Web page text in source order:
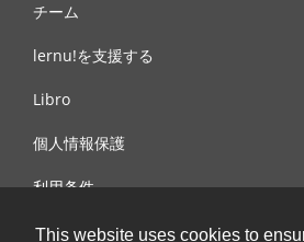
This website uses cookies to
チーム
lernu!を支援する
Libro
個人情報保護
利用条件
お問合せ